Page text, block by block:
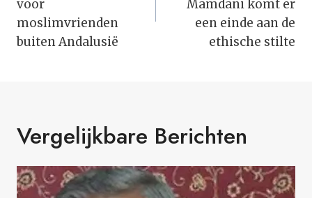
voor
moslimvrienden
buiten Andalusië
Mamdani komt er
een einde aan de
ethische stilte
Vergelijkbare Berichten